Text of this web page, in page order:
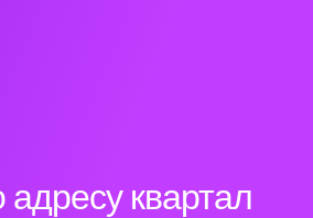
квартал